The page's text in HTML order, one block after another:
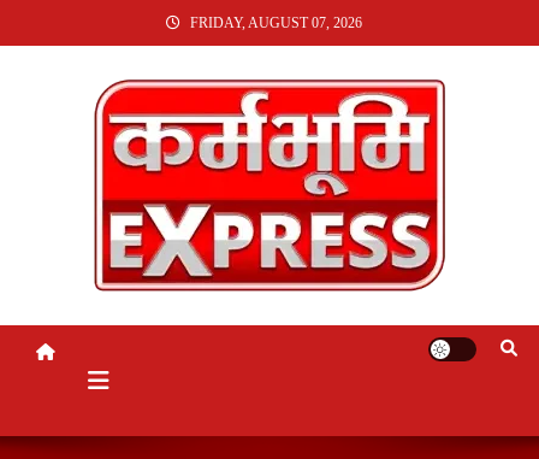
TO
FRIDAY, AUGUST 07, 2026
KARMABHUMI EXPRESS